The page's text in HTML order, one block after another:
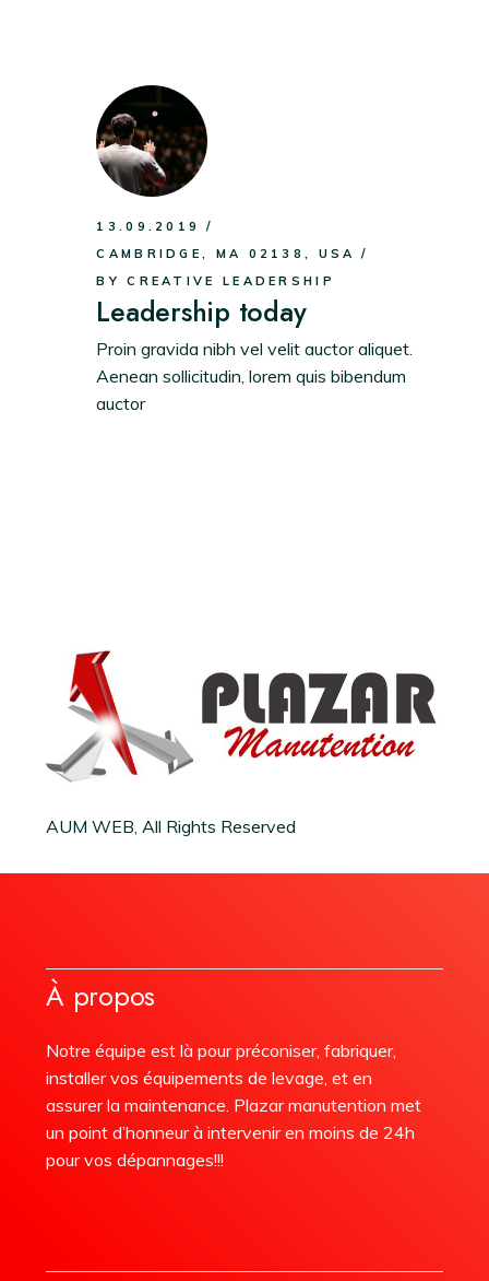
13.09.2019
CAMBRIDGE, MA 02138, USA
BY
CREATIVE LEADERSHIP
Leadership today
Proin gravida nibh vel velit auctor aliquet.
Aenean sollicitudin, lorem quis bibendum
auctor
AUM WEB, All Rights Reserved
À propos
Notre équipe est là pour préconiser, fabriquer,
installer vos équipements de levage, et en
assurer la maintenance. Plazar manutention met
un point d’honneur à intervenir en moins de 24h
pour vos dépannages!!!